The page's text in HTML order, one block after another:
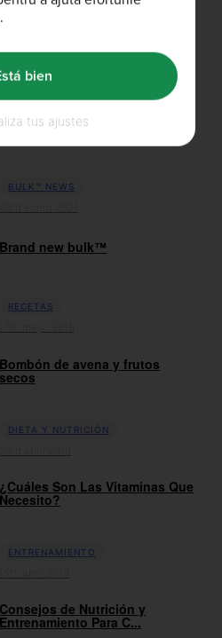
este artículo?
BULK™ NEWS
Brand new bulk™
RECETAS
Bombón de avena y frutos
secos
DIETA Y NUTRICIÓN
¿Cuáles Son Las Vitaminas Que
Necesito?
ENTRENAMIENTO
Consejos de Nutrición y
Entrenamiento Para C...
tus ajustes
bien